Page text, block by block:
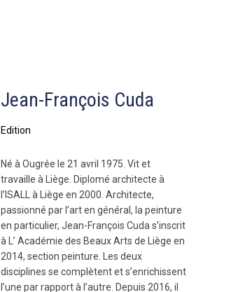
Jean-François Cuda
Edition
Né à Ougrée le 21 avril 1975. Vit et
travaille à Liège. Diplomé architecte à
l’ISALL à Liège en 2000. Architecte,
passionné par l’art en général, la peinture
en particulier, Jean-François Cuda s’inscrit
à L’ Académie des Beaux Arts de Liège en
2014, section peinture. Les deux
disciplines se complètent et s’enrichissent
l’une par rapport à l’autre. Depuis 2016, il